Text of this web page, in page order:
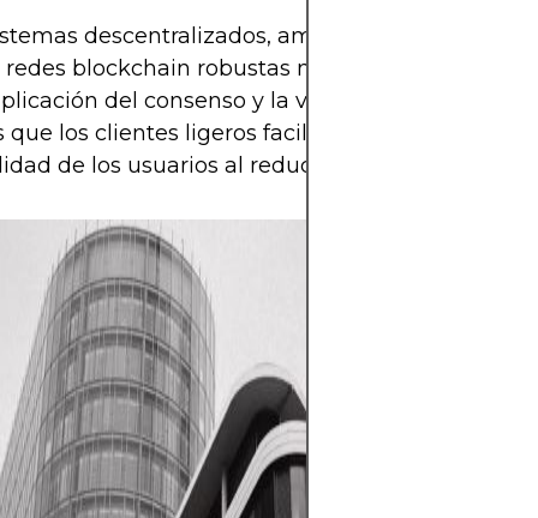
descentralizados, ambos desempeñan
redes blockchain robustas necesitan nodos
del consenso y la verificación sin
que los clientes ligeros facilitan la accesibilidad
de los usuarios al reducir las barreras de